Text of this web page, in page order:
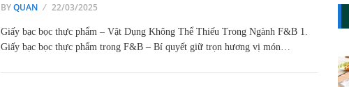
BYQUAN 22/03/2025
Giấy bạc bọc thực phẩm – Vật Dụng Không Thể Thiếu Trong Ngành F&B 1.
Giấy bạc bọc thực phẩm trong F&B – Bí quyết giữ trọn hương vị món…